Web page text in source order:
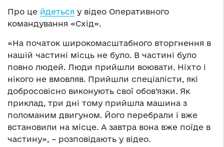
Про це йдеться у відео Оперативного
командування «Схід».
«На початок широкомасштабного вторгнення в
нашій частині місць не було. В частині було
повно людей. Люди прийшли воювати. Ніхто і
нікого не вмовляв. Прийшли спеціалісти, які
добросовісно виконують свої обов’язки. Як
приклад, три дні тому прийшла машина з
поломаним двигуном. Його перебрали і вже
встановили на місце. А завтра вона вже поїде в
частину», – розповідають у відео.